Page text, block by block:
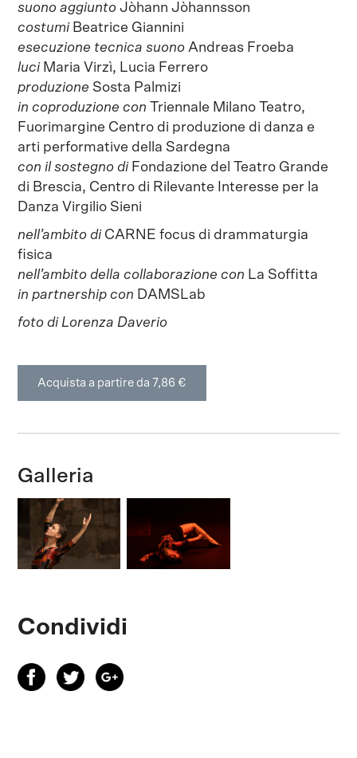
suono aggiunto Jòhann Jòhannsson
costumiBeatrice Giannini
esecuzione tecnica suono Andreas Froeba
luciMaria Virzì, Lucia Ferrero
produzione Sosta Palmizi
in coproduzione con Triennale Milano Teatro,
Fuorimargine Centro di produzione di danza e
arti performative della Sardegna
con il sostegno diFondazione del Teatro Grande
di Brescia, Centro di Rilevante Interesse per la
Danza Virgilio Sieni
nell’ambito di CARNE focus di drammaturgia
fisica
nell’ambito della collaborazione con La Soffitta
in partnership con DAMSLab
foto di Lorenza Daverio
Acquista a partire da 7,86 €
Galleria
Condividi